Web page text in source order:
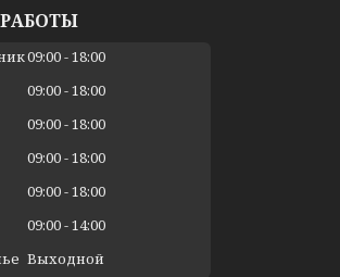
09:00 18:00
09:00 18:00
09:00 18:00
09:00 18:00
09:00 18:00
09:00 14:00
Выходной